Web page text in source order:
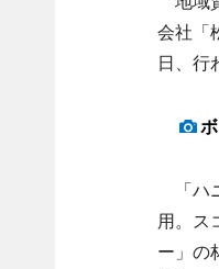
会社「
日、行
「ハ
用。ス
ー」の